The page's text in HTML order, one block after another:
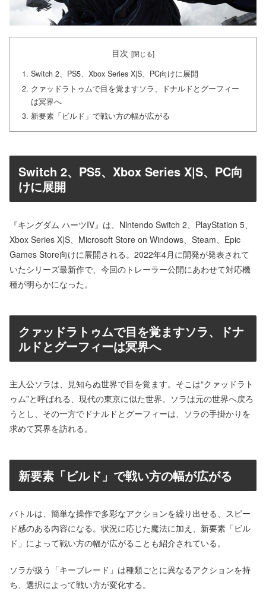
目次
Switch 2、PS5、Xbox Series X|S、PC向けに展開
クァッドラトゥムで目を覚ますソラ、ドナルドとグーフィー
は冥界へ
新要素「ビルド」で戦い方の幅が広がる
Switch 2、PS5、Xbox Series X|S、PC向
けに展開
『キングダム ハーツIV』は、Nintendo Switch 2、PlayStation 5、
Xbox Series X|S、Microsoft Store on Windows、Steam、Epic
Games Store向けに展開される。2022年4月に開発が発表されて
いたシリーズ最新作で、今回のトレーラー公開にあわせて対応機
種が明らかになった。
クァッドラトゥムで目を覚ますソラ、ドナ
ルドとグーフィーは冥界へ
主人公ソラは、見知らぬ世界で目を覚ます。そこは“クァッドラト
ゥム”と呼ばれる、現代の東京に似た世界。ソラは元の世界へ戻ろ
うとし、その一方でドナルドとグーフィーは、ソラの手掛かりを
求めて冥界を訪れる。
新要素「ビルド」で戦い方の幅が広がる
バトルは、簡単な操作で多彩なアクションを繰り出せる、スピー
ド感のある内容になる。状況に応じた魔法に加え、新要素「ビル
ド」によって戦い方の幅が広がることも紹介されている。
ソラが扱う「キーブレード」は種類ごとに異なるアクションを持
ち、選択によって戦い方が変化する。